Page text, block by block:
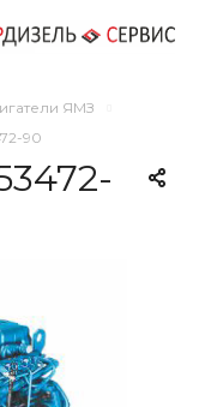
ЯМЗ
90